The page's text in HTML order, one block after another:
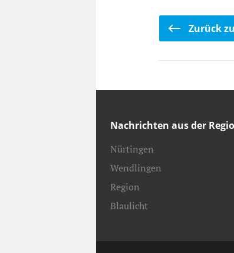
Zurück
Nachrichten aus der
Nürtingen
Wendlingen
Region
Blaulicht